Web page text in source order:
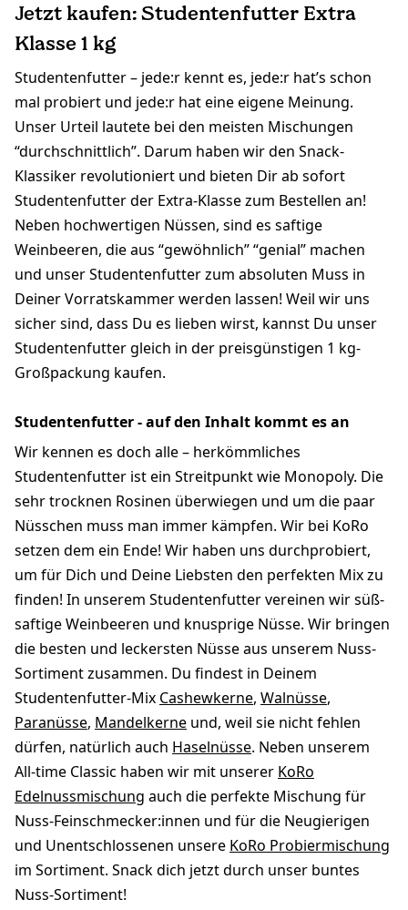
Jetzt kaufen: Studentenfutter Extra
Klasse 1 kg
Studentenfutter – jede:r kennt es, jede:r hat’s schon
mal probiert und jede:r hat eine eigene Meinung.
Unser Urteil lautete bei den meisten Mischungen
“durchschnittlich”. Darum haben wir den Snack-
Klassiker revolutioniert und bieten Dir ab sofort
Studentenfutter der Extra-Klasse zum Bestellen an!
Neben hochwertigen Nüssen, sind es saftige
Weinbeeren, die aus “gewöhnlich” “genial” machen
und unser Studentenfutter zum absoluten Muss in
Deiner Vorratskammer werden lassen! Weil wir uns
sicher sind, dass Du es lieben wirst, kannst Du unser
Studentenfutter gleich in der preisgünstigen 1 kg-
Großpackung kaufen.
Studentenfutter - auf den Inhalt kommt es an
Wir kennen es doch alle – herkömmliches
Studentenfutter ist ein Streitpunkt wie Monopoly. Die
sehr trocknen Rosinen überwiegen und um die paar
Nüsschen muss man immer kämpfen. Wir bei KoRo
setzen dem ein Ende! Wir haben uns durchprobiert,
um für Dich und Deine Liebsten den perfekten Mix zu
finden! In unserem Studentenfutter vereinen wir süß-
saftige Weinbeeren und knusprige Nüsse. Wir bringen
die besten und leckersten Nüsse aus unserem Nuss-
Sortiment zusammen. Du findest in Deinem
Studentenfutter-Mix Cashewkerne, Walnüsse,
Paranüsse, Mandelkerne und, weil sie nicht fehlen
dürfen, natürlich auch Haselnüsse. Neben unserem
All-time Classic haben wir mit unserer KoRo
Edelnussmischung auch die perfekte Mischung für
Nuss-Feinschmecker:innen und für die Neugierigen
und Unentschlossenen unsere KoRo Probiermischung
im Sortiment. Snack dich jetzt durch unser buntes
Nuss-Sortiment!